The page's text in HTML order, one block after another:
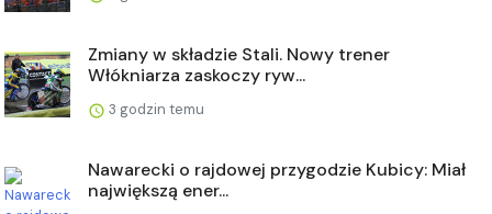
Zmiany w składzie Stali. Nowy trener
Włókniarza zaskoczy ryw...
3 godzin temu
Nawarecki o rajdowej przygodzie Kubicy: Miał
największą ener...